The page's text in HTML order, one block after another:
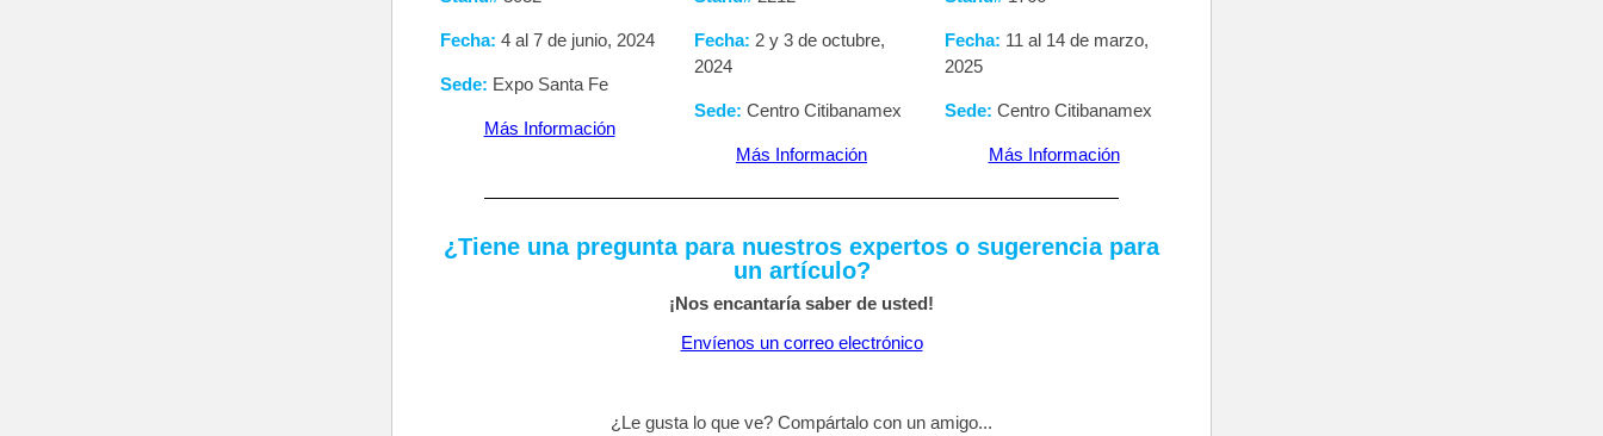
Fecha: 4 al 7 de junio, 2024
Sede: Expo Santa Fe
Más Información
Fecha: 2 y 3 de octubre,
2024
Sede: Centro Citibanamex
Más Información
Fecha: 11 al 14 de marzo,
2025
Sede: Centro Citibanamex
Más Información
¿Tiene una pregunta para nuestros expertos o sugerencia para
un artículo?
¡Nos encantaría saber de usted!
Envíenos un correo electrónico
¿Le gusta lo que ve? Compártalo con un amigo...